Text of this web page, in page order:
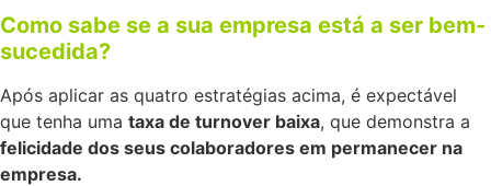
Como sabe se a sua empresa está a ser bem-
sucedida?
Após aplicar as quatro estratégias acima, é expectável
que tenha uma taxa de turnover baixa, que demonstra a
felicidade dos seus colaboradores em permanecer na
empresa.